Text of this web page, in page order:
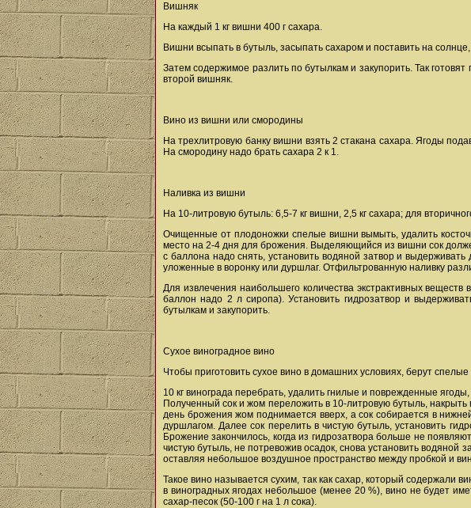
Вишняк
На каждый 1 кг вишни 400 г сахара.
Вишни всыпать в бутыль, засыпать сахаром и поставить на
Затем содержимое разлить по бутылкам и закупорить. Так
второй вишняк.
Вино из вишни или смородины
На трехлитровую банку вишни взять 2 стакана сахара. Ягоды
На смородину надо брать сахара 2 к 1.
Наливка из вишни
На 10-литровую бутыль: 6,5-7 кг вишни, 2,5 кг сахара; для
Очищенные от плодоножки спелые вишни вымыть, удалить
место на 2-4 дня для брожения. Выделяющийся из вишни сок
с баллона надо снять, установить водяной затвор и
уложенные в воронку или дуршлаг. Отфильтрованную наливку
Для извлечения наибольшего количества экстрактивных
баллон надо 2 л сиропа). Установить гидрозатвор и
бутылкам и закупорить.
Сухое виноградное вино
Чтобы приготовить сухое вино в домашних условиях, берут
10 кг винограда перебрать, удалить гнилые и поврежденные
Полученный сок и жом переложить в 10-литровую бутыль,
день брожения жом поднимается вверх, а сок собирается в
дуршлагом. Далее сок перелить в чистую бутыль, установить
Брожение закончилось, когда из гидрозатвора больше не
чистую бутыль, не потревожив осадок, снова установить водяной
оставляя небольшое воздушное пространство между пробкой и
Такое вино называется сухим, так как сахар, который содержали
в виноградных ягодах небольшое (менее 20 %), вино не будет
сахар-песок (50-100 г на 1 л сока).